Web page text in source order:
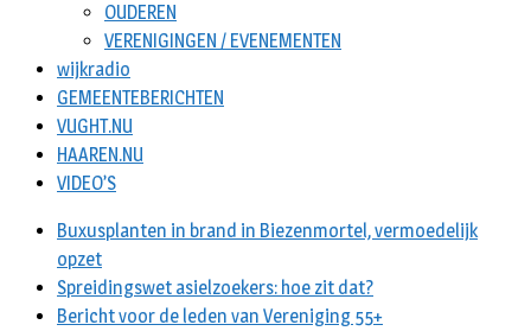
OUDEREN
VERENIGINGEN / EVENEMENTEN
wijkradio
GEMEENTEBERICHTEN
VUGHT.NU
HAAREN.NU
VIDEO’S
Buxusplanten in brand in Biezenmortel, vermoedelijk
opzet
Spreidingswet asielzoekers: hoe zit dat?
Bericht voor de leden van Vereniging 55+